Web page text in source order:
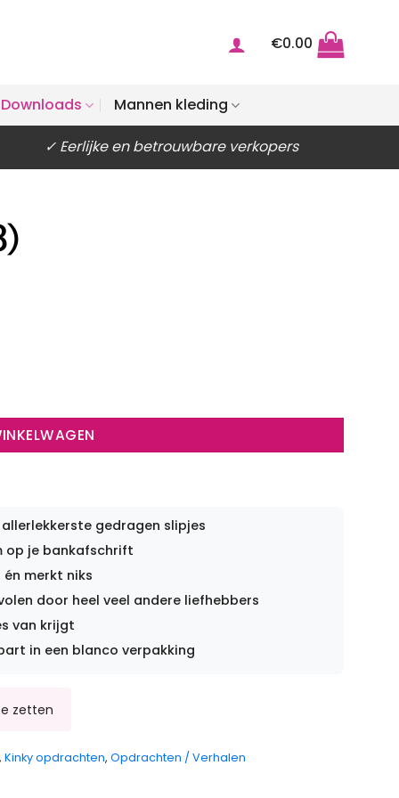
€0.00
Downloads Mannen kleding
✓ Eerlijke en betrouwbare verkopers
gedragen slipjes
op je bankafschrift
merkt niks
door heel veel andere liefhebbers
van krijgt
in een blanco verpakking
Kinky opdrachten, Opdrachten / Verhalen